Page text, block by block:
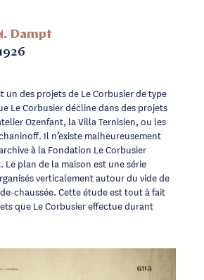
Dampt
un des projets de Le Corbusier de type
Le Corbusier décline dans des projets
Ozenfant, la Villa Ternisien, ou les
Il n’existe malheureusement
à la Fondation Le Corbusier
plan de la maison est une série
verticalement autour du vide de
chaussée. Cette étude est tout à fait
que Le Corbusier effectue durant